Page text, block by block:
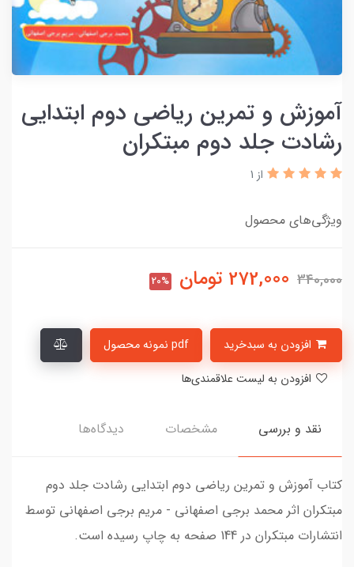
آموزش و تمرین ریاضی دوم ابتدایی
رشادت جلد دوم مبتکران
از 1
ویژگی‌های محصول
340,000
272,000 تومان 20%
pdf نمونه محصول
نقد و بررسی مشخصات دیدگاه‌ها
کتاب آموزش و تمرین ریاضی دوم ابتدایی رشادت جلد دوم
مبتکران اثر محمد برجی اصفهانی - مریم برجی اصفهانی توسط
انتشارات مبتکران در 144 صفحه به چاپ رسیده است.